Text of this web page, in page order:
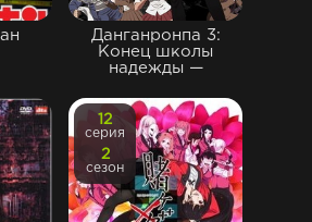
Данганронпа 3:
Конец школы
надежды —
12
серия
2
сезон